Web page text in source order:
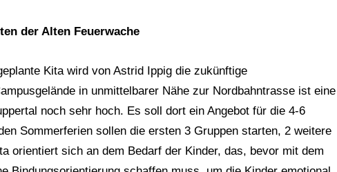
der Alten Feuerwache
Kita wird von Astrid Ippig die zukünftige
in unmittelbarer Nähe zur Nordbahntrasse ist eine
noch sehr hoch. Es soll dort ein Angebot für die 4-6
Sommerferien sollen die ersten 3 Gruppen starten, 2 weitere
orientiert sich an dem Bedarf der Kinder, das, bevor mit dem